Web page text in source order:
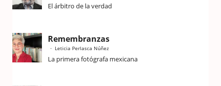
El árbitro de la verdad
Remembranzas
Leticia Perlasca Núñez
La primera fotógrafa mexicana